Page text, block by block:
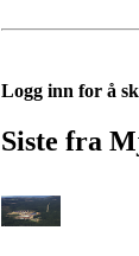
Logg inn for å
Siste fra